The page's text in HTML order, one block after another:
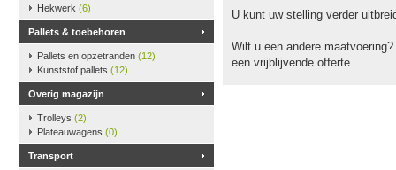
Hekwerk (6)
Pallets & toebehoren
Pallets en opzetranden (12)
Kunststof pallets (12)
Overig magazijn
Trolleys (2)
Plateauwagens (0)
Transport
U kunt uw stelling verder
Wilt u een andere
een vrijblijvende offerte